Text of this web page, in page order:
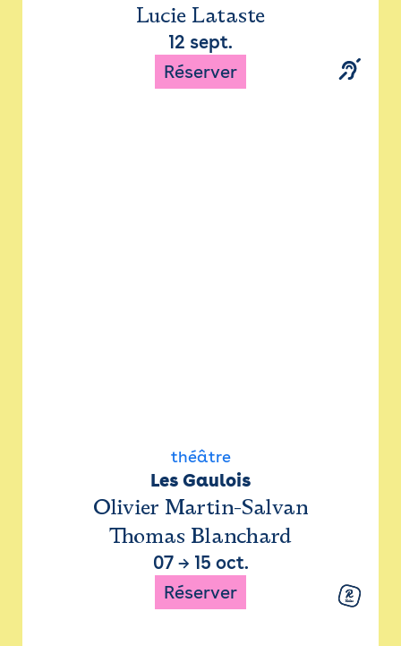
Lucie Lataste
12 sept.
Réserver
théâtre
Les Gaulois
Olivier Martin-Salvan
Thomas Blanchard
07→ 15 oct.
Réserver